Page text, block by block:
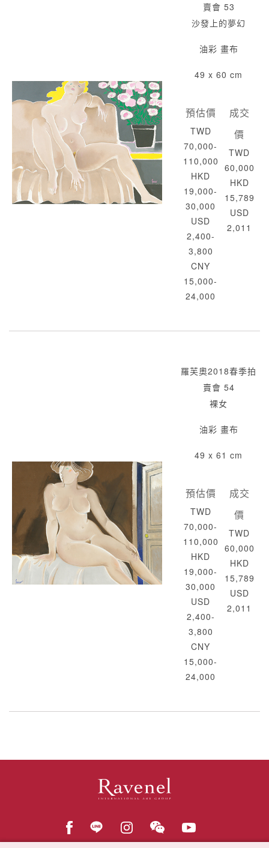
賣會 53
沙發上的夢幻
油彩 畫布
49 x 60 cm
預估價
TWD
70,000-
110,000
HKD
19,000-
30,000
USD
2,400-
3,800
CNY
15,000-
24,000
成交
價
TWD
60,000
HKD
15,789
USD
2,011
羅芙奧2018春季拍
賣會 54
裸女
油彩 畫布
49 x 61 cm
預估價
TWD
70,000-
110,000
HKD
19,000-
30,000
USD
2,400-
3,800
CNY
15,000-
24,000
成交
價
TWD
60,000
HKD
15,789
USD
2,011